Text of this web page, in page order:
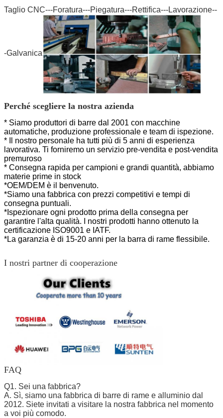
Taglio CNC---Foratura---Piegatura---Rettifica---Lavorazione--
-Galvanica
Perché scegliere la nostra azienda
* Siamo produttori di barre dal 2001 con macchine
automatiche, produzione professionale e team di ispezione.
* Il nostro personale ha tutti più di 5 anni di esperienza
lavorativa. Ti forniremo un servizio pre-vendita e post-vendita
premuroso
* Consegna rapida per campioni e grandi quantità, abbiamo
materie prime in stock
*OEM/DEM è il benvenuto.
*Siamo una fabbrica con prezzi competitivi e tempi di
consegna puntuali.
*Ispezionare ogni prodotto prima della consegna per
garantire l'alta qualità. I nostri prodotti hanno ottenuto la
certificazione ISO9001 e IATF.
*La garanzia è di 15-20 anni per la barra di rame flessibile.
I nostri partner di cooperazione
FAQ
Q1. Sei una fabbrica?
A. Sì, siamo una fabbrica di barre di rame e alluminio dal
2012. Siete invitati a visitare la nostra fabbrica nel momento
a voi più comodo.